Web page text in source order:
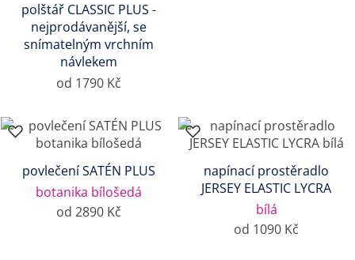
polštář CLASSIC PLUS -
nejprodávanější, se
snímatelným vrchním
návlekem
od 1790 Kč
povlečení SATÉN PLUS
botanika bílošedá
od 2890 Kč
napínací prostěradlo
JERSEY ELASTIC LYCRA
bílá
od 1090 Kč